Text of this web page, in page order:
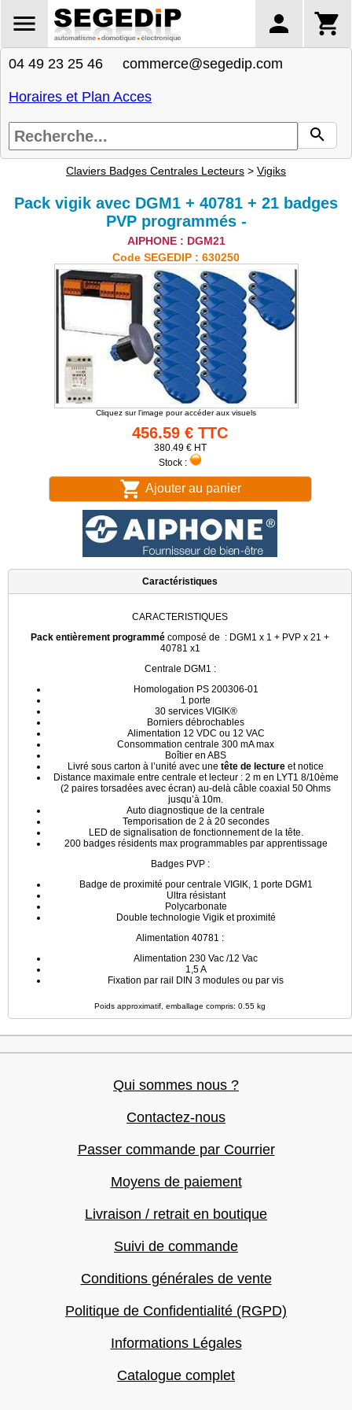
04 49 23 25 46 commerce@segedip.com
Horaires et Plan Acces
Claviers Badges Centrales Lecteurs > Vigiks
Pack vigik avec DGM1 + 40781 + 21 badges
PVP programmés -
AIPHONE : DGM21
Code SEGEDIP : 630250
Cliquez sur l'image pour accéder aux visuels
456.59 € TTC
380.49 € HT
Stock :
Ajouter au panier
Caractéristiques
CARACTERISTIQUES
Pack entièrement programmé composé de : DGM1 x 1 + PVP x 21 +
40781 x1
Centrale DGM1 :
Homologation PS 200306-01
1 porte
30 services VIGIK®
Borniers débrochables
Alimentation 12 VDC ou 12 VAC
Consommation centrale 300 mA max
Boîtier en ABS
Livré sous carton à l’unité avec une tête de lecture et notice
Distance maximale entre centrale et lecteur : 2 m en LYT1 8/10ème
(2 paires torsadées avec écran) au-delà câble coaxial 50 Ohms
jusqu’à 10m.
Auto diagnostique de la centrale
Temporisation de 2 à 20 secondes
LED de signalisation de fonctionnement de la tête.
200 badges résidents max programmables par apprentissage
Badges PVP :
Badge de proximité pour centrale VIGIK, 1 porte DGM1
Ultra résistant
Polycarbonate
Double technologie Vigik et proximité
Alimentation 40781 :
Alimentation 230 Vac /12 Vac
1,5 A
Fixation par rail DIN 3 modules ou par vis
Poids approximatif, emballage compris: 0.55 kg
Qui sommes nous ?
Contactez-nous
Passer commande par Courrier
Moyens de paiement
Livraison / retrait en boutique
Suivi de commande
Conditions générales de vente
Politique de Confidentialité (RGPD)
Informations Légales
Catalogue complet